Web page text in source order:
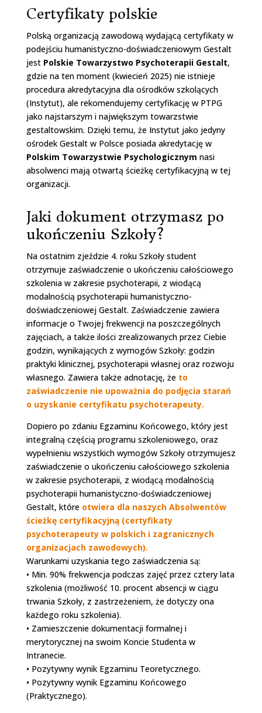
Certyfikaty polskie
Polską organizacją zawodową wydającą certyfikaty w
podejściu humanistyczno-doświadczeniowym Gestalt
jest Polskie Towarzystwo Psychoterapii Gestalt,
gdzie na ten moment (kwiecień 2025) nie istnieje
procedura akredytacyjna dla ośrodków szkolących
(Instytut), ale rekomendujemy certyfikację w PTPG
jako najstarszym i największym towarzstwie
gestaltowskim. Dzięki temu, że Instytut jako jedyny
ośrodek Gestalt w Polsce posiada akredytację w
Polskim Towarzystwie Psychologicznym nasi
absolwenci mają otwartą ścieżkę certyfikacyjną w tej
organizacji.
Jaki dokument otrzymasz po
ukończeniu Szkoły?
Na ostatnim zjeździe 4. roku Szkoły student
otrzymuje zaświadczenie o ukończeniu całościowego
szkolenia w zakresie psychoterapii, z wiodącą
modalnością psychoterapii humanistyczno-
doświadczeniowej Gestalt. Zaświadczenie zawiera
informacje o Twojej frekwencji na poszczególnych
zajęciach, a także ilości zrealizowanych przez Ciebie
godzin, wynikających z wymogów Szkoły: godzin
praktyki klinicznej, psychoterapii własnej oraz rozwoju
własnego. Zawiera także adnotację, że to
zaświadczenie nie upoważnia do podjęcia starań
o uzyskanie certyfikatu psychoterapeuty.
Dopiero po zdaniu Egzaminu Końcowego, który jest
integralną częścią programu szkoleniowego, oraz
wypełnieniu wszystkich wymogów Szkoły otrzymujesz
zaświadczenie o ukończeniu całościowego szkolenia
w zakresie psychoterapii, z wiodącą modalnością
psychoterapii humanistyczno-doświadczeniowej
Gestalt, które otwiera dla naszych Absolwentów
ścieżkę certyfikacyjną (certyfikaty
psychoterapeuty w polskich i zagranicznych
organizacjach zawodowych).
Warunkami uzyskania tego zaświadczenia są:
• Min. 90% frekwencja podczas zajęć przez cztery lata
szkolenia (możliwość 10. procent absencji w ciągu
trwania Szkoły, z zastrzeżeniem, że dotyczy ona
każdego roku szkolenia).
• Zamieszczenie dokumentacji formalnej i
merytorycznej na swoim Koncie Studenta w
Intranecie.
• Pozytywny wynik Egzaminu Teoretycznego.
• Pozytywny wynik Egzaminu Końcowego
(Praktycznego).